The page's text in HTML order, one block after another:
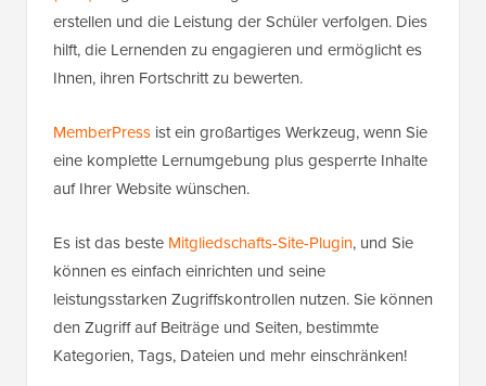
erstellen und die Leistung der Schüler verfolgen. Dies
hilft, die Lernenden zu engagieren und ermöglicht es
Ihnen, ihren Fortschritt zu bewerten.
MemberPress ist ein großartiges Werkzeug, wenn Sie
eine komplette Lernumgebung plus gesperrte Inhalte
auf Ihrer Website wünschen.
Es ist das beste Mitgliedschafts-Site-Plugin, und Sie
können es einfach einrichten und seine
leistungsstarken Zugriffskontrollen nutzen. Sie können
den Zugriff auf Beiträge und Seiten, bestimmte
Kategorien, Tags, Dateien und mehr einschränken!